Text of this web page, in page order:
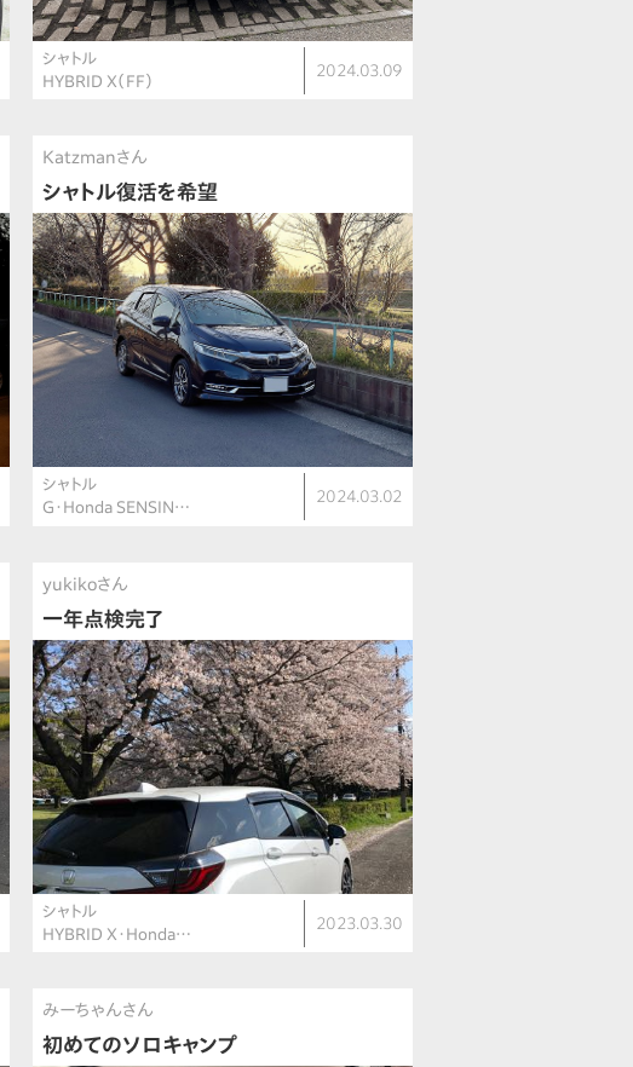
シャトル
HYBRID X（FF）
2024.03.09
Katzmanさん
シャトル復活を希望
シャトル
G・Honda SENSIN…
2024.03.02
yukikoさん
一年点検完了
シャトル
HYBRID X・Honda…
2023.03.30
みーちゃんさん
初めてのソロキャンプ